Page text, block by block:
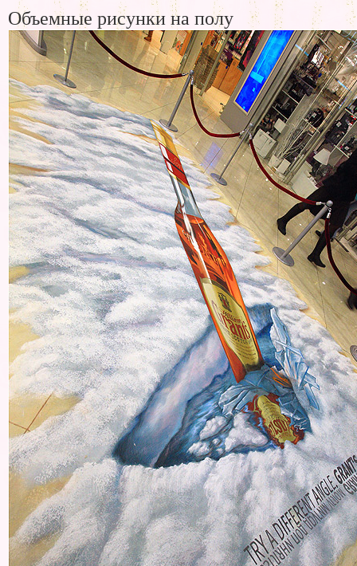
Объемные рисунки на полу